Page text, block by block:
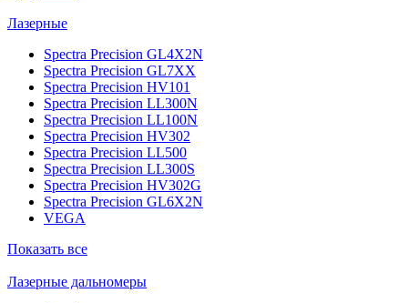
Лазерные
Spectra Precision GL4X2N
Spectra Precision GL7XX
Spectra Precision HV101
Spectra Precision LL300N
Spectra Precision LL100N
Spectra Precision HV302
Spectra Precision LL500
Spectra Precision LL300S
Spectra Precision HV302G
Spectra Precision GL6X2N
VEGA
Показать все
Лазерные дальномеры